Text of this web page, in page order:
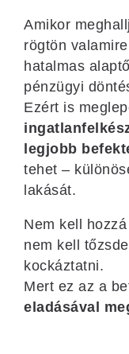
Amikor
rögtön
hatalmas
pénzügyi
Ezért is
legjobb
tehet –
lakását.
Nem kell
nem kell
kockáztatni.
Mert ez az a
eladásával